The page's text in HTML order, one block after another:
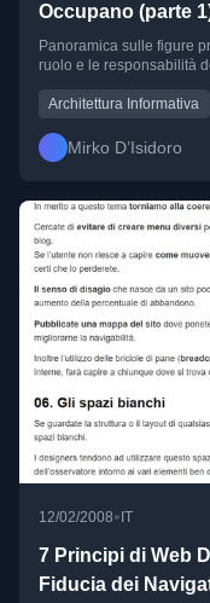
Occupano (parte
Panoramica sulle figure
ruolo e le responsabilità
Architettura Informativa
Mirko D’Isidoro
12/02/2008• IT
7 Principi di Web
Fiducia dei